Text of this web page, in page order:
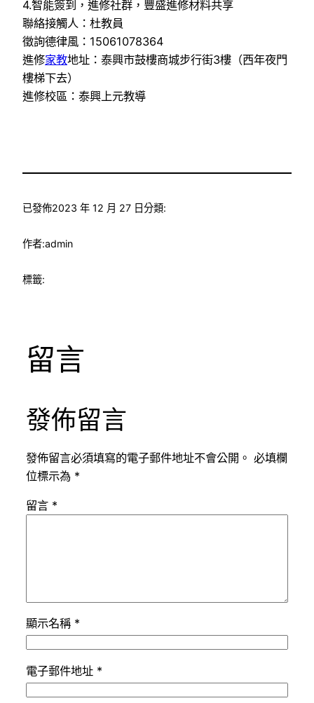
4.智能簽到，進修社群，豐盛進修材料共享
聯絡接觸人：杜教員
徵詢德律風：15061078364
進修家教地址：泰興市鼓樓商城步行街3樓（西年夜門
樓梯下去）
進修校區：泰興上元教導
已發佈2023 年 12 月 27 日分類:
作者:admin
標籤:
留言
發佈留言
發佈留言必須填寫的電子郵件地址不會公開。 必填欄
位標示為 *
留言 *
顯示名稱 *
電子郵件地址 *